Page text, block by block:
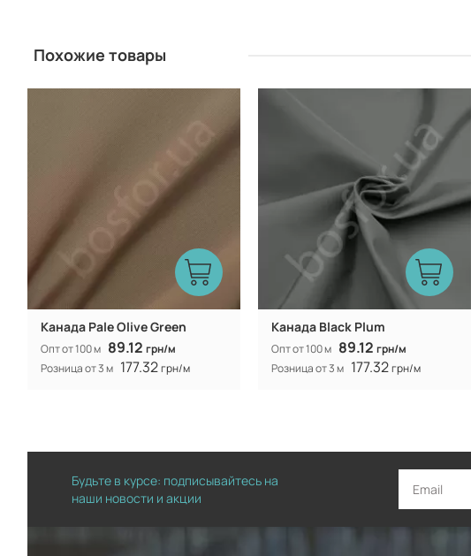
Похожие товары
Канада Pale Olive Green
Опт от 100 м 89.12 грн/м
Розница от 3 м 177.32грн/м
Канада Black Plum
Опт от 100 м 89.12 грн/м
Розница от 3 м 177.32грн/м
Будьте в курсе: подписывайтесь на
наши новости и акции